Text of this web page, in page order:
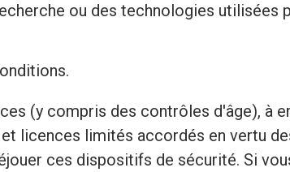
ou des technologies utilisées
(y compris des contrôles d'âge), à
licences limités accordés en vertu
ces dispositifs de sécurité. Si